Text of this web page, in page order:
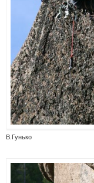
В.Гунько